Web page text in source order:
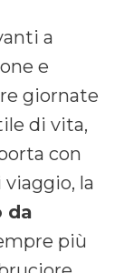
a
e
giornate
di vita,
con
la
da
più